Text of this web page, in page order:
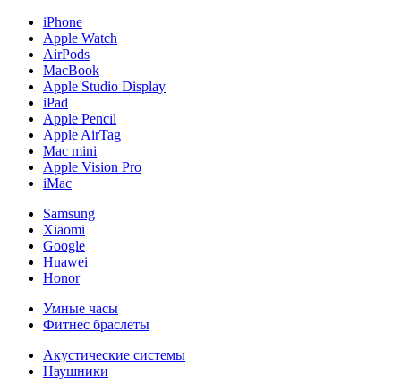
iPhone
Apple Watch
AirPods
MacBook
Apple Studio Display
iPad
Apple Pencil
Apple AirTag
Mac mini
Apple Vision Pro
iMac
Samsung
Xiaomi
Google
Huawei
Honor
Умные часы
Фитнес браслеты
Акустические системы
Наушники